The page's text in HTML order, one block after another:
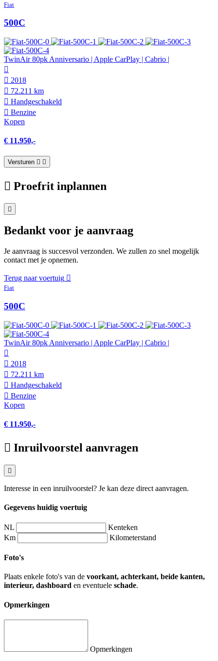
Fiat
500C
TwinAir 80pk Anniversario | Apple CarPlay | Cabrio |
2018
72.211 km
Hand­geschakeld
Benzine
Kopen
€ 11.950,-
Versturen
Proefrit inplannen
Bedankt voor je aanvraag
Je aanvraag is succesvol verzonden. We zullen zo snel mogelijk
contact met je opnemen.
Terug naar voertuig
Fiat
500C
TwinAir 80pk Anniversario | Apple CarPlay | Cabrio |
2018
72.211 km
Hand­geschakeld
Benzine
Kopen
€ 11.950,-
Inruilvoorstel aanvragen
Interesse in een inruilvoorstel? Je kan deze direct aanvragen.
Gegevens huidig voertuig
NL
Kenteken
Km
Kilometerstand
Foto's
Plaats enkele foto's van de voorkant, achterkant, beide kanten,
interieur, dashboard en eventuele schade.
Opmerkingen
Opmerkingen